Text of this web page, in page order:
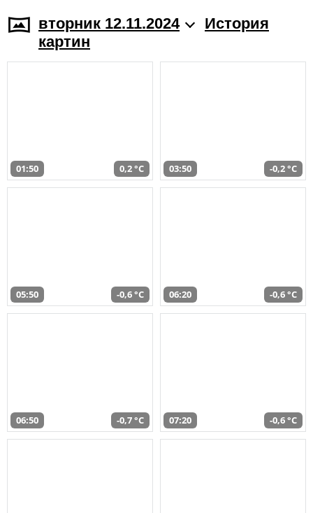
вторник 12.11.2024
История
картин
01:50 0,2 °C 03:50 -0,2 °C
05:50 -0,6 °C 06:20 -0,6 °C
06:50 -0,7 °C 07:20 -0,6 °C